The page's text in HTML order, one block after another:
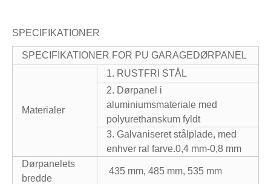
SPECIFIKATIONER
SPECIFIKATIONER FOR PU GARAGEDØRPANEL
Materialer
1. RUSTFRI STÅL
2. Dørpanel i
aluminiumsmateriale med
polyurethanskum fyldt
3. Galvaniseret stålplade, med
enhver ral farve.0,4 mm-0,8 mm
Dørpanelets
bredde
435 mm, 485 mm, 535 mm